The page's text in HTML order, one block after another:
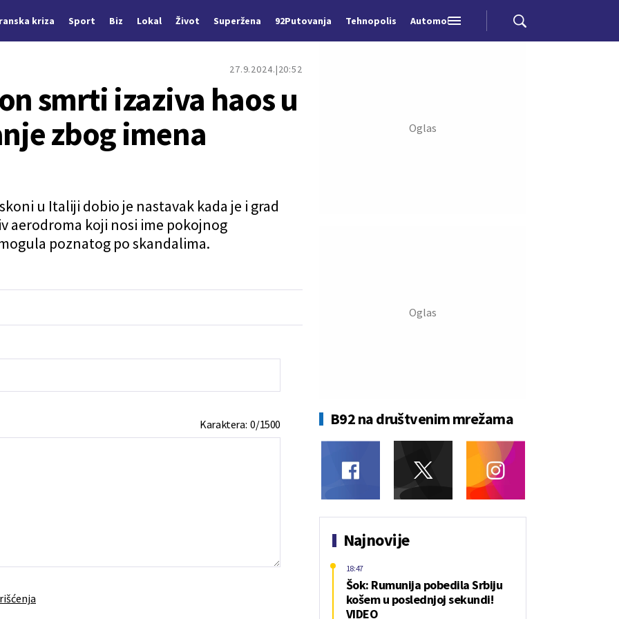
kriza Sport Biz Lokal Život Superžena 92Putovanja Tehnopolis Automobili
27.9.2024. 20:52
smrti izaziva haos u
zbog imena
u Italiji dobio je nastavak kada je i grad
aerodroma koji nosi ime pokojnog
poznatog po skandalima.
Karaktera:0/1500 B92 na društvenim mrežama
Najnovije
Šok: Rumunija pobedila Srbiju
košem u poslednjoj sekundi!
VIDEO
18:47